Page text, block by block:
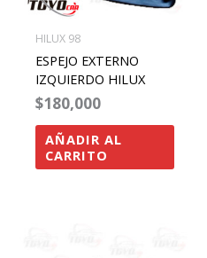
HILUX 98
ESPEJO EXTERNO
IZQUIERDO HILUX
$180,000
AÑADIR AL
CARRITO